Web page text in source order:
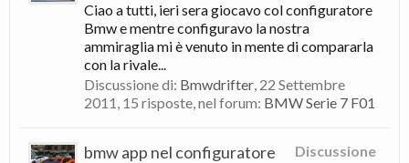
Ciao a tutti, ieri sera giocavo col configuratore
Bmw e mentre configuravo la nostra
ammiraglia mi è venuto in mente di compararla
con la rivale...
Discussione di: Bmwdrifter, 22 Settembre
2011, 15 risposte, nel forum: BMW Serie 7 F01
Discussione
bmw app nel configuratore